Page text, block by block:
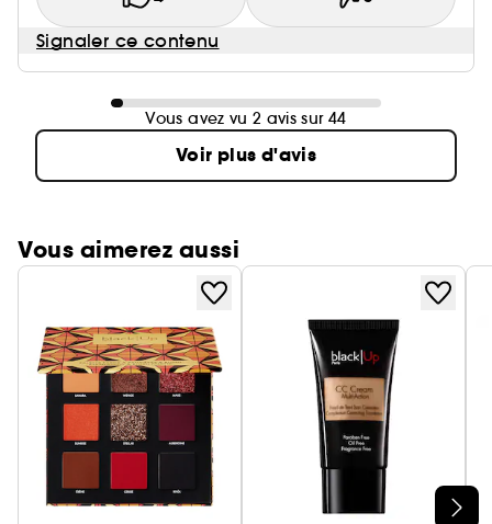
Signaler ce contenu
Vous avez vu 2 avis sur 44
Voir plus d'avis
Vous aimerez aussi
Ignorer le carrousel produits